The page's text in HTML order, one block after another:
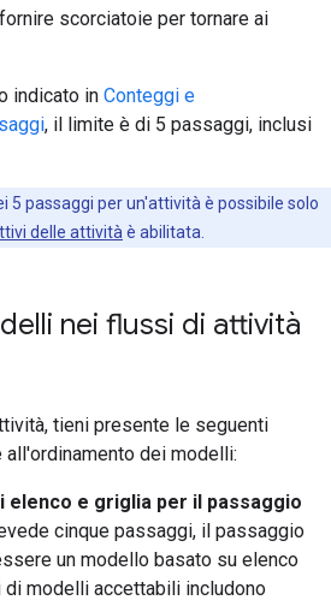
scorciatoie per tornare ai
indicato in Conteggi e
, il limite è di 5 passaggi, inclusi
5 passaggi per un'attività è possibile solo
delle attività è abilitata.
nei flussi di attività
tieni presente le seguenti
dei modelli:
elenco e griglia per il passaggio
cinque passaggi, il passaggio
un modello basato su elenco
modelli accettabili includono